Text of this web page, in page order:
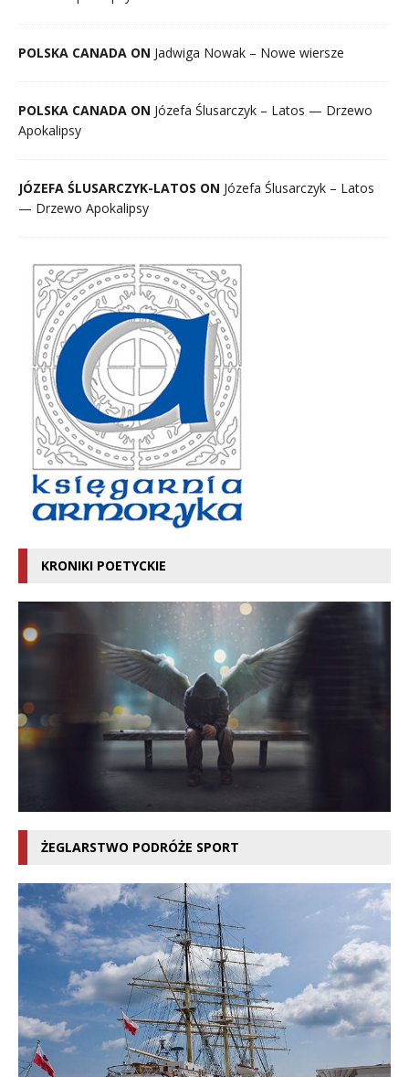
POLSKA CANADA ON Jadwiga Nowak – Nowe wiersze
POLSKA CANADA ON Józefa Ślusarczyk – Latos — Drzewo
Apokalipsy
JÓZEFA ŚLUSARCZYK-LATOS ON Józefa Ślusarczyk – Latos
— Drzewo Apokalipsy
KRONIKI POETYCKIE
ŻEGLARSTWO PODRÓŻE SPORT